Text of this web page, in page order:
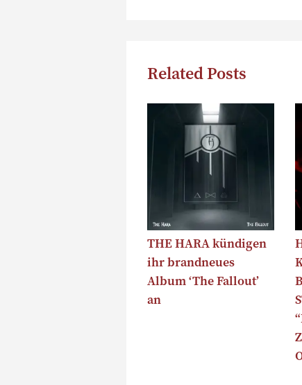
Related Posts
THE HARA kündigen
ihr brandneues
Album ‘The Fallout’
an